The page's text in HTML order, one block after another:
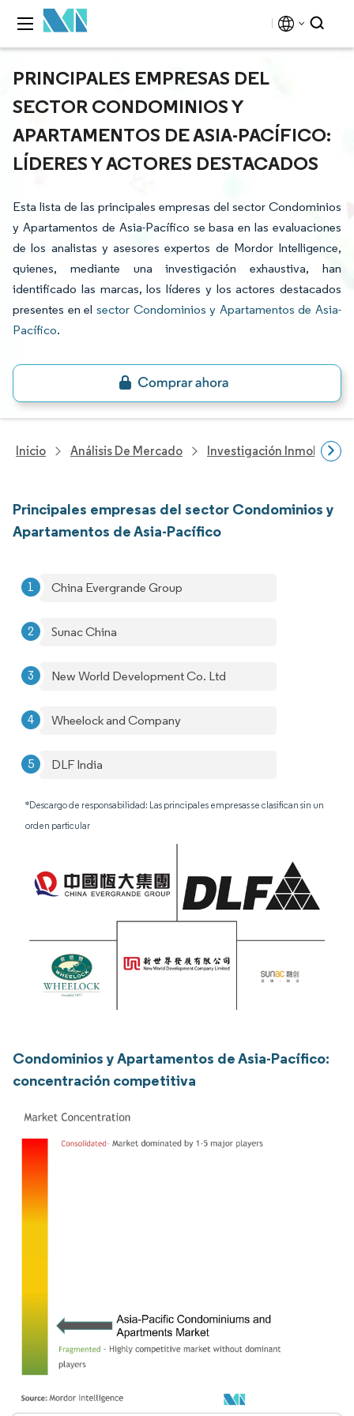
PRINCIPALES EMPRESAS DEL
SECTOR CONDOMINIOS Y
APARTAMENTOS DE ASIA-PACÍFICO:
LÍDERES Y ACTORES DESTACADOS
Esta lista de las principales empresas del sector Condominios
y Apartamentos de Asia-Pacífico se basa en las evaluaciones
de los analistas y asesores expertos de Mordor Intelligence,
quienes, mediante una investigación exhaustiva, han
identificado las marcas, los líderes y los actores destacados
presentes en el sector Condominios y Apartamentos de Asia-
Pacífico.
Inicio Análisis De Mercado Investigación Inmobiliaria
Principales empresas del sector Condominios y
Apartamentos de Asia-Pacífico
China Evergrande Group
Sunac China
New World Development Co. Ltd
Wheelock and Company
DLF India
*Descargo de responsabilidad: Las principales empresas se clasifican sin un
orden particular
Condominios y Apartamentos de Asia-Pacífico:
concentración competitiva